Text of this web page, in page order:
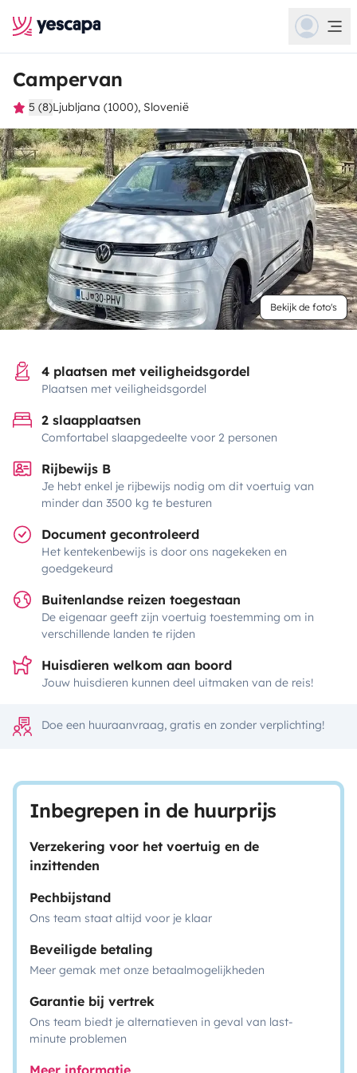
Campervan
5 (8)Ljubljana (1000), Slovenië
Bekijk de foto's
4 plaatsen met veiligheidsgordel
Plaatsen met veiligheidsgordel
2 slaapplaatsen
Comfortabel slaapgedeelte voor 2 personen
Rijbewijs B
Je hebt enkel je rijbewijs nodig om dit voertuig van
minder dan 3500 kg te besturen
Document gecontroleerd
Het kentekenbewijs is door ons nagekeken en
goedgekeurd
Buitenlandse reizen toegestaan
De eigenaar geeft zijn voertuig toestemming om in
verschillende landen te rijden
Huisdieren welkom aan boord
Jouw huisdieren kunnen deel uitmaken van de reis!
Doe een huuraanvraag, gratis en zonder verplichting!
Inbegrepen in de huurprijs
Verzekering voor het voertuig en de
inzittenden
Pechbijstand
Ons team staat altijd voor je klaar
Beveiligde betaling
Meer gemak met onze betaalmogelijkheden
Garantie bij vertrek
Ons team biedt je alternatieven in geval van last-
minute problemen
Meer informatie